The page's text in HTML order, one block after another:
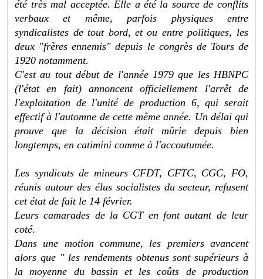
été très mal acceptée. Elle a été la source de conflits
verbaux et même, parfois physiques entre
syndicalistes de tout bord, et ou entre politiques, les
deux "frères ennemis" depuis le congrès de Tours de
1920 notamment.
C'est au tout début de l'année 1979 que les HBNPC
(l'état en fait) annoncent officiellement l'arrêt de
l'exploitation de l'unité de production 6, qui serait
effectif à l'automne de cette même année. Un délai qui
prouve que la décision était mûrie depuis bien
longtemps, en catimini comme à l'accoutumée.
Les syndicats de mineurs CFDT, CFTC, CGC, FO,
réunis autour des élus socialistes du secteur, refusent
cet état de fait le 14 février.
Leurs camarades de la CGT en font autant de leur
coté.
Dans une motion commune, les premiers avancent
alors que " les rendements obtenus sont supérieurs à
la moyenne du bassin et les coûts de production